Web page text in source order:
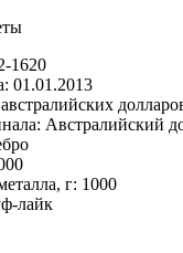
1620
01.01.2013
Австралийский
г: 1000
лайк